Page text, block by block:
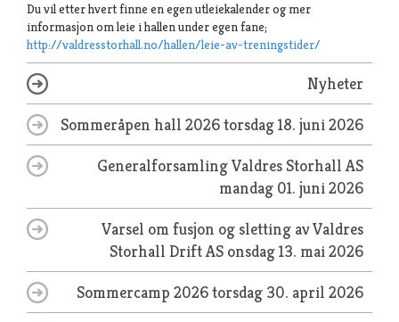
Du vil etter hvert finne en egen utleiekalender og mer
informasjon om leie i hallen under egen fane;
http://valdresstorhall.no/hallen/leie-av-treningstider/
Nyheter
Sommeråpen hall 2026torsdag 18. juni 2026
Generalforsamling Valdres Storhall AS
mandag 01. juni 2026
Varsel om fusjon og sletting av Valdres
Storhall Drift AS onsdag 13. mai 2026
Sommercamp 2026torsdag 30. april 2026